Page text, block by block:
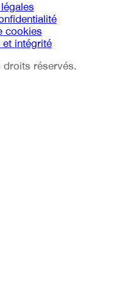
cookies
et intégrité
réservés.